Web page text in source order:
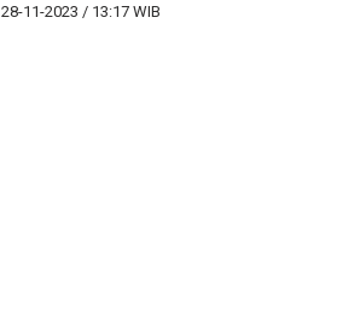
28-11-2023 / 13:17 WIB